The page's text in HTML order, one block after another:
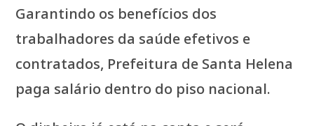
Garantindo os benefícios dos
trabalhadores da saúde efetivos e
contratados, Prefeitura de Santa Helena
paga salário dentro do piso nacional.